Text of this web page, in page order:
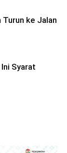
Turun ke Jalan
Syarat